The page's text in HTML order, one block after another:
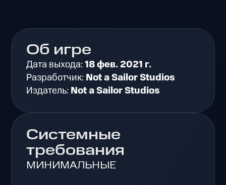
Об игре
Дата выхода:18 фев. 2021 г.
Разработчик: Not a Sailor Studios
Издатель: Not a Sailor Studios
Системные
требования
МИНИМАЛЬНЫЕ